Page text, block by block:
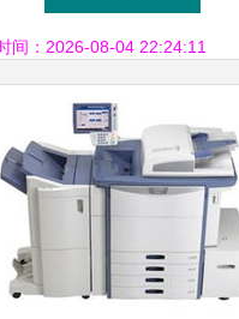
设备_玉田县德
间：2026-08-04 22:24:11